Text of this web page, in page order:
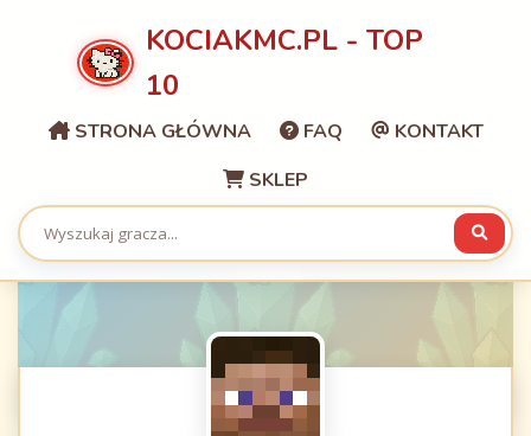
KOCIAKMC.PL - TOP
10
STRONA GŁÓWNA FAQ
KONTAKT
SKLEP